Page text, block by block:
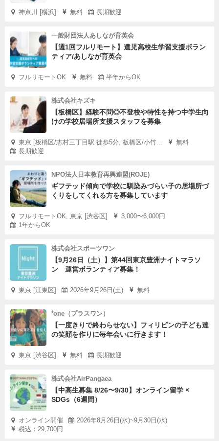
神奈川 [横浜] 無料 長期歓迎
一般財団法人あしなが育英会
【週1回フルリモート】遺児高校生学習支援ボラン
ティア/あしなが育英会
フルリモートOK 無料 半年からOK
株式会社キズキ
【板橋区】経験不問◎不登校や特性を持つ中学生向
けの学校居場所支援スタッフを募集
東京 [板橋区/志村三丁目駅 徒歩5分, 板橋区/小竹...
無料
長期歓迎
NPO法人日本教育再興連盟(ROJE)
ギフテッド傾向で学校に馴染みづらい子の居場所づ
くりをしてくれる方を募集しています
フルリモートOK, 東京 [渋谷区]
3,000〜6,000円
1年からOK
株式会社スポーツワン
【9月26日（土）】第44回東京豊洲ナイトマラソ
ン 運営ボランティア募集！
東京 [江東区] 2026年9月26日(土) 無料
⁺one（プラスワン）
【一度きりで終わらせない】フィリピンの子ども達
の笑顔を作りに毎年会いに行きます！
東京 [渋谷区] 無料 長期歓迎
株式会社AirPangaea
【中高生募集 8/26〜9/30】オンライン留学 ×
SDGs（6週間）
オンライン開催
2026年8月26日(水)~9月30日(水)
税込：29,700円